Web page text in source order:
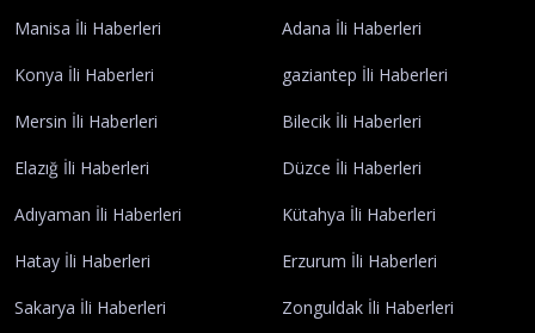
Manisa İli Haberleri Adana İli Haberleri
Konya İli Haberleri gaziantep İli Haberleri
Mersin İli Haberleri Bilecik İli Haberleri
Elazığ İli Haberleri Düzce İli Haberleri
Adıyaman İli Haberleri Kütahya İli Haberleri
Hatay İli Haberleri Erzurum İli Haberleri
Sakarya İli Haberleri Zonguldak İli Haberleri